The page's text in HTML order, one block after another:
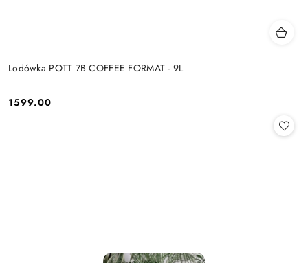
Lodówka POTT 7B COFFEE FORMAT - 9L
Cena:
1599.00